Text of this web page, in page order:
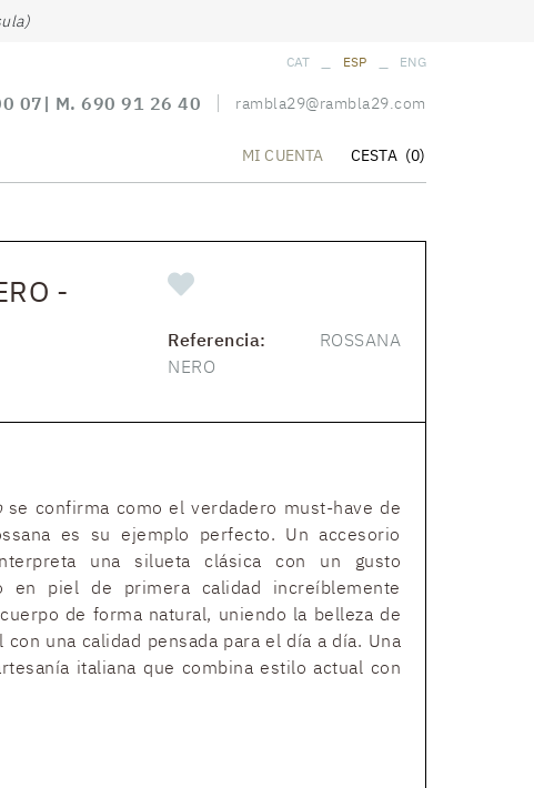
CAT ESP ENG
07| M. 690 91 26 40 rambla29@rambla29.com
MI CUENTA CESTA (0)
-
Referencia: ROSSANA
NERO
se confirma como el verdadero must-have de
es su ejemplo perfecto. Un accesorio
una silueta clásica con un gusto
en piel de primera calidad increíblemente
de forma natural, uniendo la belleza de
una calidad pensada para el día a día. Una
italiana que combina estilo actual con